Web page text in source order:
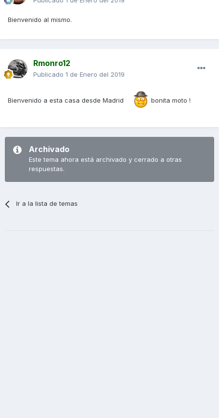
Bienvenido al mismo.
Rmonro12
Publicado 1 de Enero del 2019
Bienvenido a esta casa desde Madrid bonita moto !
Archivado
Este tema ahora está archivado y cerrado a otras
respuestas.
Ir a la lista de temas